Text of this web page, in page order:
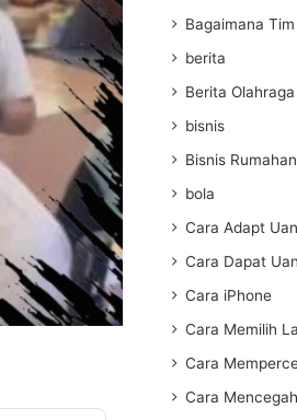
Bagaimana
berita
Berita
bisnis
Bisnis Rumahan
bola
Cara Adapt
Cara Dapat
Cara iPhone
Cara Memilih
Cara
Cara